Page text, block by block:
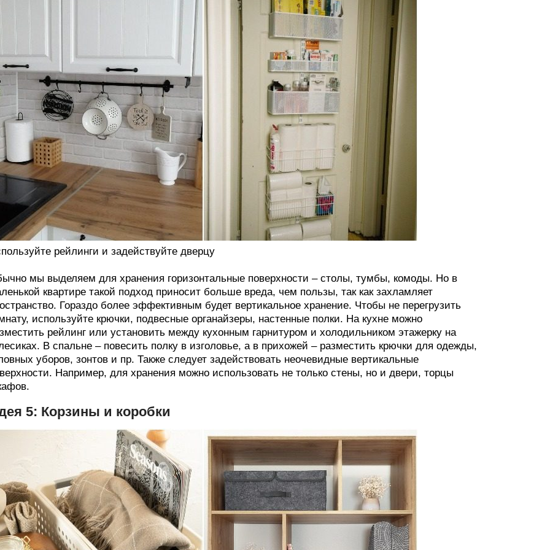
рейлинги и задействуйте дверцу
мы выделяем для хранения горизонтальные поверхности – столы, тумбы, комоды. Но в
квартире такой подход приносит больше вреда, чем пользы, так как захламляет
Гораздо более эффективным будет вертикальное хранение. Чтобы не перегрузить
используйте крючки, подвесные органайзеры, настенные полки. На кухне можно
рейлинг или установить между кухонным гарнитуром и холодильником этажерку на
В спальне – повесить полку в изголовье, а в прихожей – разместить крючки для одежды,
уборов, зонтов и пр. Также следует задействовать неочевидные вертикальные
Например, для хранения можно использовать не только стены, но и двери, торцы
5: Корзины и коробки